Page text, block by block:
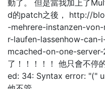
動了。 但是當我加上了
d的patch之後， http://
-mehrere-instanzen-
r-laufen-lassenhow-
mcached-on-one-
了！！！！！ 他只會不
ed: 34: Syntax error: "("